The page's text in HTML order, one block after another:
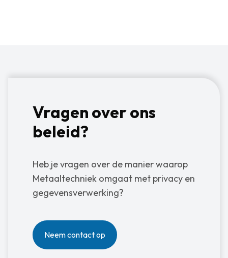
Vragen over ons
beleid?
Heb je vragen over de manier waarop
Metaaltechniek omgaat met privacy en
gegevensverwerking?
Neem contact op